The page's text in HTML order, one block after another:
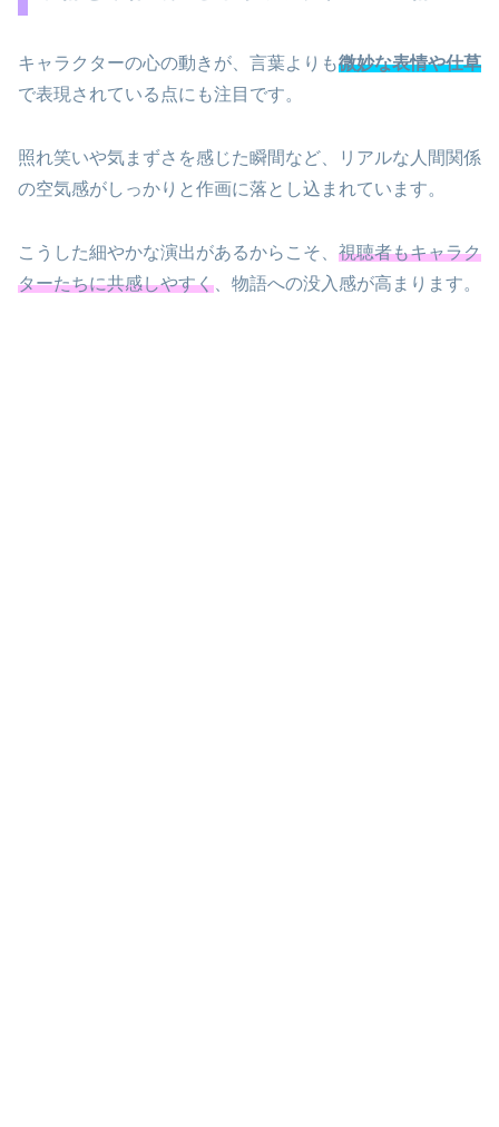
キャラクターの心の動きが、言葉よりも微妙な表情や仕草
で表現されている点にも注目です。
照れ笑いや気まずさを感じた瞬間など、リアルな人間関係
の空気感がしっかりと作画に落とし込まれています。
こうした細やかな演出があるからこそ、 視聴者もキャラク
ターたちに共感しやすく 、物語への没入感が高まります。